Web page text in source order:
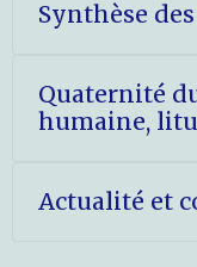
Synthèse
Quaternité
humaine,
Actualité et